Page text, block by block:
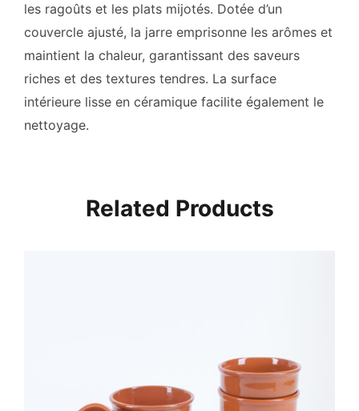
les ragoûts et les plats mijotés. Dotée d’un
couvercle ajusté, la jarre emprisonne les arômes et
maintient la chaleur, garantissant des saveurs
riches et des textures tendres. La surface
intérieure lisse en céramique facilite également le
nettoyage.
Related Products